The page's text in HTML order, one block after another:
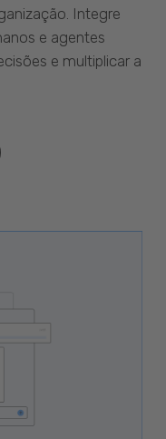
Integre
e agentes
e multiplicar a